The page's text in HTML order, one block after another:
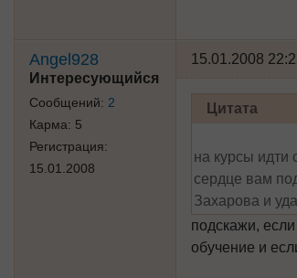
Angel928
Интересующийся
Сообщений: 2
Карма: 5
Регистрация:
15.01.2008
15.01.2008
Цитата
на курсы идти
сердце вам
Захарова и
подскажи,
обучение и